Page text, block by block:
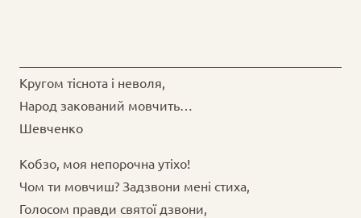
Кругом тіснота і неволя,
Народ закований мовчить…
Шевченко
Кобзо, моя непорочна утіхо!
Чом ти мовчиш? Задзвони мені стиха,
Голосом правди святої дзвони,